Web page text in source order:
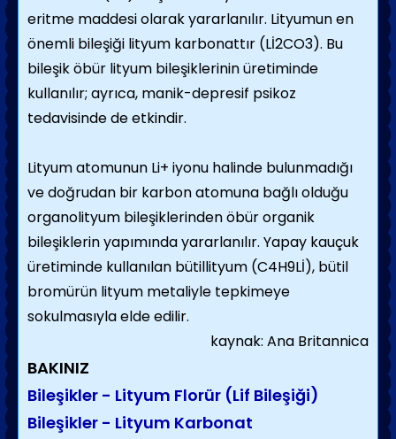
eritme maddesi olarak yararlanılır. Lityumun en
önemli bileşiği lityum karbonattır (Lİ2CO3). Bu
bileşik öbür lityum bileşiklerinin üretiminde
kullanılır; ayrıca, manik-depresif psikoz
tedavisinde de etkindir.
Lityum atomunun Li+ iyonu halinde bulunmadığı
ve doğrudan bir karbon atomuna bağlı olduğu
organolityum bileşiklerinden öbür organik
bileşiklerin yapımında yararlanılır. Yapay kauçuk
üretiminde kullanılan bütillityum (C4H9Lİ), bütil
bromürün lityum metaliyle tepkimeye
sokulmasıyla elde edilir.
kaynak: Ana Britannica
BAKINIZ
Bileşikler - Lityum Florür (Lif Bileşiği)
Bileşikler - Lityum Karbonat